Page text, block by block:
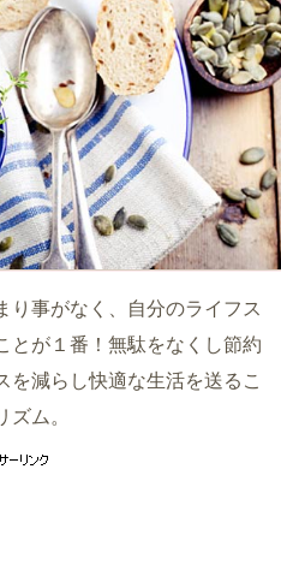
り事がなく、自分のライフス
とが１番！無駄をなくし節約
を減らし快適な生活を送るこ
ム。